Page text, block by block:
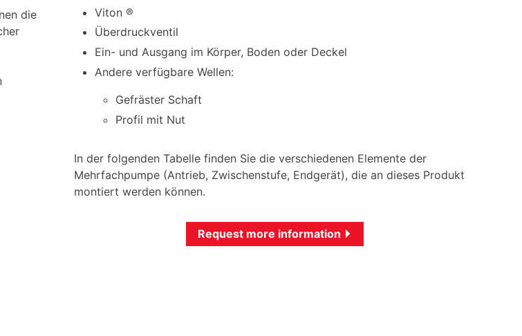
die
Viton ®
Überdruckventil
Ein- und Ausgang im Körper, Boden oder Deckel
Andere verfügbare Wellen:
Gefräster Schaft
Profil mit Nut
In der folgenden Tabelle finden Sie die verschiedenen Elemente der
Mehrfachpumpe (Antrieb, Zwischenstufe, Endgerät), die an dieses Produkt
montiert werden können.
Request more information